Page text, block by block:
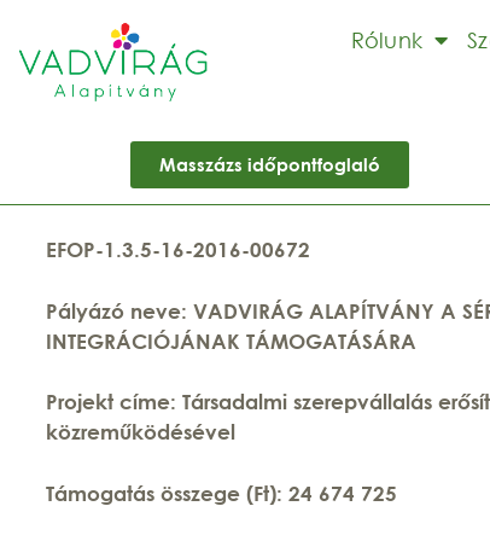
Rólunk
Masszázs időpontfoglaló
EFOP-1.3.5-16-2016-00672
Pályázó neve: VADVIRÁG ALAPÍTVÁNY A
INTEGRÁCIÓJÁNAKTÁMOGATÁSÁRA
Projekt címe: Társadalmi szerepvállalás
közreműködésével
Támogatás összege (Ft): 24 674 725